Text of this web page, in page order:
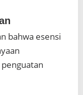
bahwa esensi